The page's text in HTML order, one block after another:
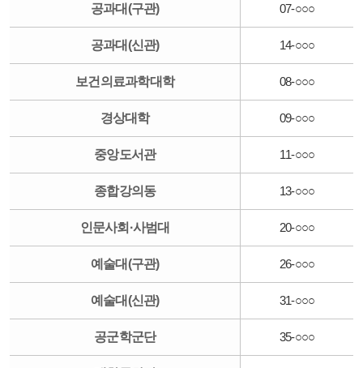
공과대(구관) 07-○○○
공과대(신관) 14-○○○
보건의료과학대학 08-○○○
경상대학 09-○○○
중앙도서관 11-○○○
종합강의동 13-○○○
인문사회·사범대 20-○○○
예술대(구관) 26-○○○
예술대(신관) 31-○○○
공군학군단 35-○○○